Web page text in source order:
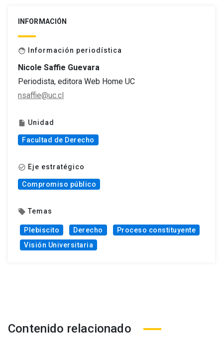
INFORMACIÓN
face Información periodística
Nicole Saffie Guevara
Periodista, editora Web Home UC
nsaffie@uc.cl
insert_drive_file Unidad
Facultad de Derecho
check_circle_outline Eje estratégico
Compromiso público
local_offer Temas
Plebiscito Derecho
Proceso constituyente
Visión Universitaria
Contenido relacionado